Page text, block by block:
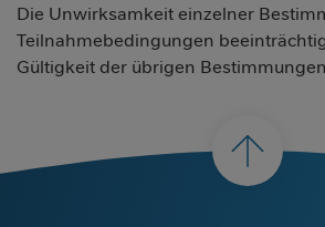
Die Unwirksamkeit einzelner
Teilnahmebedingungen
Gültigkeit der übrigen
nach
oben